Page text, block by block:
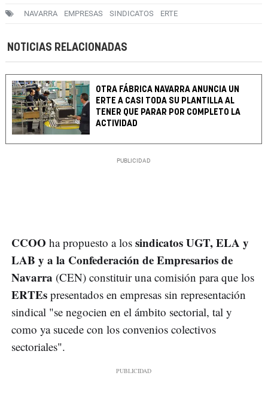
NAVARRA EMPRESAS SINDICATOS ERTE
NOTICIAS RELACIONADAS
OTRA FÁBRICA NAVARRA ANUNCIA UN
ERTE A CASI TODA SU PLANTILLA AL
TENER QUE PARAR POR COMPLETO LA
ACTIVIDAD
CCOO ha propuesto a los sindicatos UGT, ELA y
LAB y a la Confederación de Empresarios de
Navarra (CEN) constituir una comisión para que los
ERTEs presentados en empresas sin representación
sindical "se negocien en el ámbito sectorial, tal y
como ya sucede con los convenios colectivos
sectoriales".